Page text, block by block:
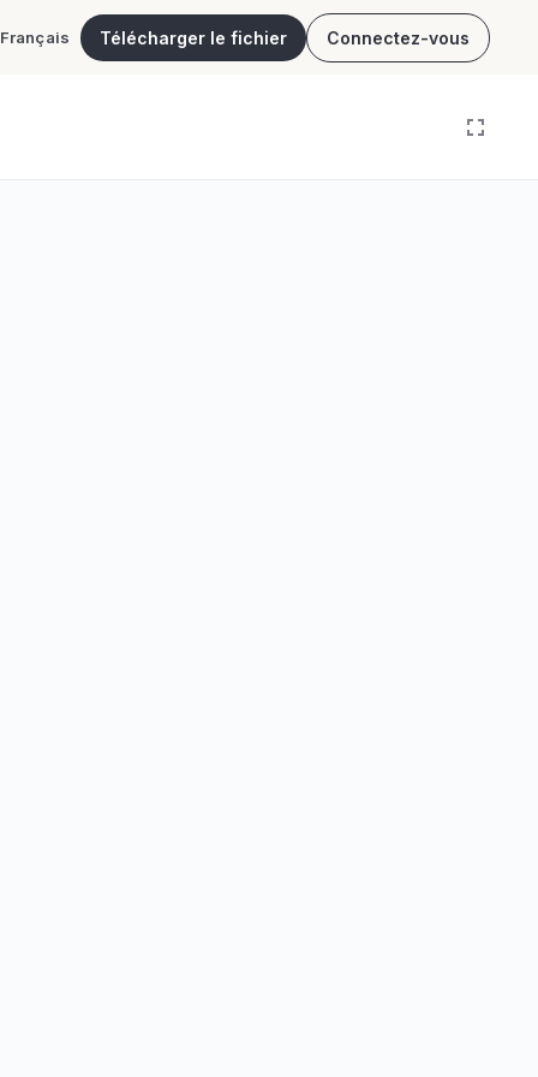
Français Télécharger le fichier Connectez-vous